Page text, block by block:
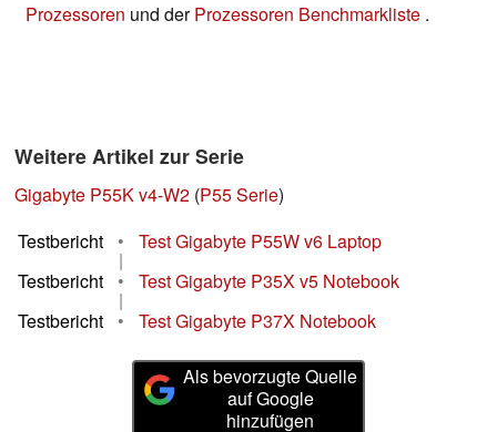
Prozessoren und derProzessoren Benchmarkliste .
Weitere Artikel zur Serie
Gigabyte P55K v4-W2 (P55 Serie)
Testbericht
• Test Gigabyte P55W v6 Laptop
|
Testbericht
• Test Gigabyte P35X v5 Notebook
|
Testbericht
• Test Gigabyte P37X Notebook
Als bevorzugte Quelle
auf Google
hinzufügen